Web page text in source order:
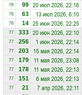
78 99 20 июл 2026, 22:16
78 63 13 июл 2026, 6:10
78 14 25 июн 2026, 22:25
77 333 20 июн 2026, 22:10
77 256 1 июн 2026, 22:14
77 203 15 мая 2026, 22:14
77 179 11 мая 2026, 23:08
77 178 11 мая 2026, 22:13
77 151 6 мая 2026, 22:13
77 21 7 апр 2026, 22:11